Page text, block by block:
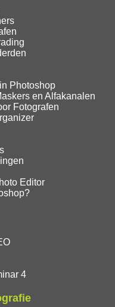
Photoshop
en Alfakanalen
Fotografen
Editor
4